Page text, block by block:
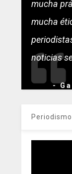
mucha
mucha
noticias
-
Periodismo